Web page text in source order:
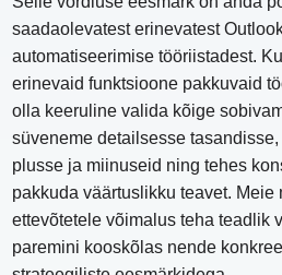
saadaolevatest erinevatest
automatiseerimise tööriistadest.
erinevaid funktsioone pakkuvaid
olla keeruline valida kõige
süveneme detailsesse
plusse ja miinuseid ning tehes
pakkuda väärtuslikku teavet. Meie
ettevõtetele võimalus teha teadlik
paremini kooskõlas nende